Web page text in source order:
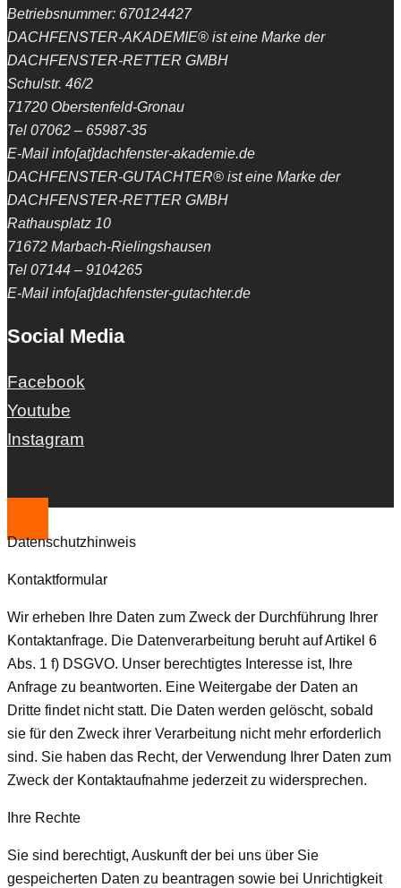
Betriebsnummer: 670124427
DACHFENSTER-AKADEMIE® ist eine Marke der
DACHFENSTER-RETTER GMBH
Schulstr. 46/2
71720 Oberstenfeld-Gronau
Tel 07062 – 65987-35
E-Mail info[at]dachfenster-akademie.de
DACHFENSTER-GUTACHTER® ist eine Marke der
DACHFENSTER-RETTER GMBH
Rathausplatz 10
71672 Marbach-Rielingshausen
Tel 07144 – 9104265
E-Mail info[at]dachfenster-gutachter.de
Social Media
Facebook
Youtube
Instagram
Datenschutzhinweis
Kontaktformular
Wir erheben Ihre Daten zum Zweck der Durchführung Ihrer
Kontaktanfrage. Die Datenverarbeitung beruht auf Artikel 6
Abs. 1 f) DSGVO. Unser berechtigtes Interesse ist, Ihre
Anfrage zu beantworten. Eine Weitergabe der Daten an
Dritte findet nicht statt. Die Daten werden gelöscht, sobald
sie für den Zweck ihrer Verarbeitung nicht mehr erforderlich
sind. Sie haben das Recht, der Verwendung Ihrer Daten zum
Zweck der Kontaktaufnahme jederzeit zu widersprechen.
Ihre Rechte
Sie sind berechtigt, Auskunft der bei uns über Sie
gespeicherten Daten zu beantragen sowie bei Unrichtigkeit